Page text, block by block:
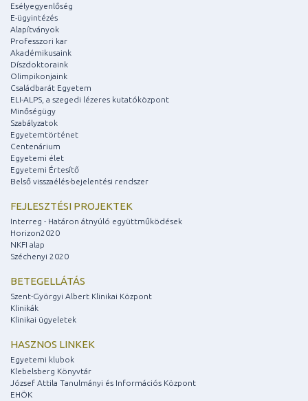
Esélyegyenlőség
E-ügyintézés
Alapítványok
Professzori kar
Akadémikusaink
Díszdoktoraink
Olimpikonjaink
Családbarát Egyetem
ELI-ALPS, a szegedi lézeres kutatóközpont
Minőségügy
Szabályzatok
Egyetemtörténet
Centenárium
Egyetemi élet
Egyetemi Értesítő
Belső visszaélés-bejelentési rendszer
FEJLESZTÉSI PROJEKTEK
Interreg - Határon átnyúló együttműködések
Horizon2020
NKFI alap
Széchenyi 2020
BETEGELLÁTÁS
Szent-Györgyi Albert Klinikai Központ
Klinikák
Klinikai ügyeletek
HASZNOS LINKEK
Egyetemi klubok
Klebelsberg Könyvtár
József Attila Tanulmányi és Információs Központ
EHÖK